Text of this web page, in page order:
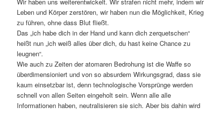
Wir haben uns weiterentwickelt. Wir strafen nicht mehr, indem wir
Leben und Körper zerstören, wir haben nun die Möglichkeit, Krieg
zu führen, ohne dass Blut fließt.
Das „ich habe dich in der Hand und kann dich zerquetschen“
heißt nun „ich weiß alles über dich, du hast keine Chance zu
leugnen“.
Wie auch zu Zeiten der atomaren Bedrohung ist die Waffe so
überdimensioniert und von so absurdem Wirkungsgrad, dass sie
kaum einsetzbar ist, denn technologische Vorsprünge werden
schnell von allen Seiten eingeholt sein. Wenn alle alle
Informationen haben, neutralisieren sie sich. Aber bis dahin wird